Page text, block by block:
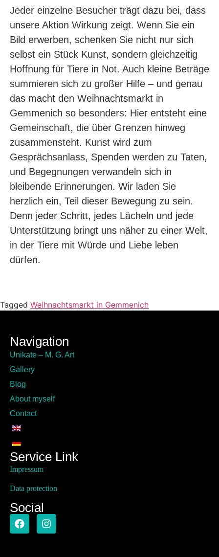
Jeder einzelne Besucher trägt dazu bei, dass
unsere Aktion Wirkung zeigt. Wenn Sie ein
Bild erwerben, schenken Sie nicht nur sich
selbst ein Stück Kunst, sondern gleichzeitig
Hoffnung für Tiere in Not. Auch kleine Beträge
summieren sich zu großer Hilfe – und genau
das macht den Weihnachtsmarkt in
Gemmenich so besonders: Hier entsteht eine
Gemeinschaft, die über Grenzen hinweg
zusammensteht. Kunst wird zum
Gesprächsanlass, Spenden werden zu Taten,
und Begegnungen verwandeln sich in
bleibende Erinnerungen. Wir laden Sie
herzlich ein, Teil dieser Bewegung zu sein.
Denn jeder Schritt, jedes Lächeln und jede
Unterstützung bringt uns näher zu einer Welt,
in der Tiere mit Würde und Liebe leben
dürfen.
Tagged Weihnachtsmarkt in Gemmenich
Navigation
Unikate – M. G. Art
Gallery
Blog
About myself
Contact
Service Link
Impressum
Data protection
Social